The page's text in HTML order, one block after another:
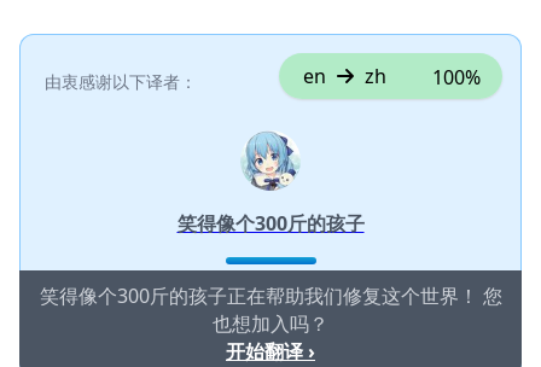
由衷感谢以下译者： en zh 100%
笑得像个300斤的孩子
笑得像个300斤的孩子正在帮助我们修复这个世界！ 您
也想加入吗？
开始翻译 ›